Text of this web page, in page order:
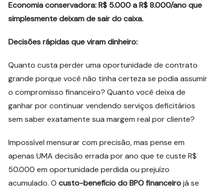
Economia conservadora: R$ 5.000 a R$ 8.000/ano que
simplesmente deixam de sair do caixa.
Decisões rápidas que viram dinheiro:
Quanto custa perder uma oportunidade de contrato
grande porque você não tinha certeza se podia assumir
o compromisso financeiro? Quanto você deixa de
ganhar por continuar vendendo serviços deficitários
sem saber exatamente sua margem real por cliente?
Impossível mensurar com precisão, mas pense em
apenas UMA decisão errada por ano que te custe R$
50.000 em oportunidade perdida ou prejuízo
acumulado. Ocusto-benefício do BPO financeirojá se